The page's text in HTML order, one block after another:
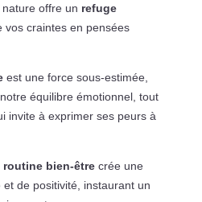
offre un refuge
craintes en pensées
est une force sous-estimée,
équilibre émotionnel, tout
invite à exprimer ses peurs à
routine bien-êtrecrée une
de positivité, instaurant un